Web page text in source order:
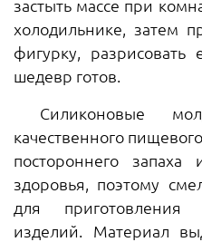
застыть массе при
холодильнике, затем
фигурку,
шедевр готов.
Силиконовые
качественного
постороннего
здоровья, поэтому
для приготовления
изделий. Материал